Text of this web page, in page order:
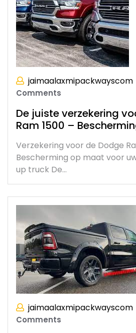
jaimaalaxmipackwayscom
Comments
De juiste verzekering
Ram 1500 –
Verzekering voor de Dodge
Bescherming op maat voor
up truck De…
jaimaalaxmipackwayscom
Comments